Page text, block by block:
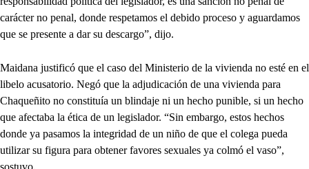
carácter no penal, donde respetamos el debido proceso y aguardamos
que se presente a dar su descargo”, dijo.
Maidana justificó que el caso del Ministerio de la vivienda no esté en el
libelo acusatorio. Negó que la adjudicación de una vivienda para
Chaqueñito no constituía un blindaje ni un hecho punible, si un hecho
que afectaba la ética de un legislador. “Sin embargo, estos hechos
donde ya pasamos la integridad de un niño de que el colega pueda
utilizar su figura para obtener favores sexuales ya colmó el vaso”,
sostuvo.